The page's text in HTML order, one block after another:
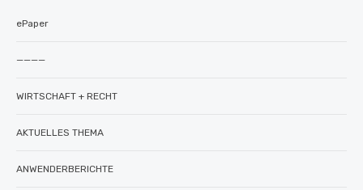
ePaper
————
WIRTSCHAFT + RECHT
AKTUELLES THEMA
ANWENDERBERICHTE